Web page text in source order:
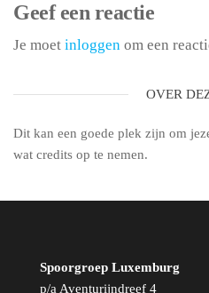
Geef een reactie
Je moet inloggen om een
OVER
Dit kan een goede plek zijn om
wat credits op te nemen.
Spoorgroep Luxemburg
p/a Aventurijndreef 4